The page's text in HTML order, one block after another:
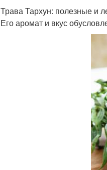
Трава Тархун: полезные и
Его аромат и вкус